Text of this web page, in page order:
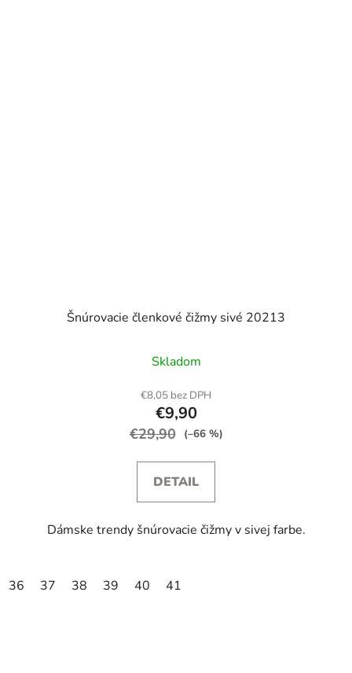
Šnúrovacie členkové čižmy sivé 20213
Skladom
€8,05 bez DPH
€9,90
€29,90 (–66 %)
DETAIL
Dámske trendy šnúrovacie čižmy v sivej farbe.
36 37 38 39 40 41